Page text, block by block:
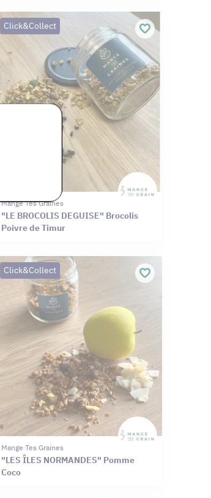
Click&Collect
Mange Tes Graines
"LE BROCOLIS DEGUISE" Brocolis
Poivre de Timur
Click&Collect
Mange Tes Graines
"LES ÎLES NORMANDES" Pomme
Coco